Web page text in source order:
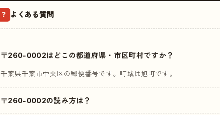
? よくある質問
〒260-0002はどこの都道府県・市区町村ですか？
千葉県千葉市中央区の郵便番号です。町域は旭町です。
〒260-0002の読み方は？